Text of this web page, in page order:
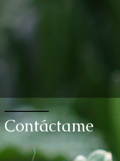
Contáctame